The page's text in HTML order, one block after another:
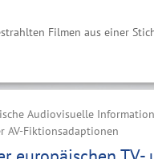
Filmen aus einer
Audiovisuelle
AV-Fiktionsadaptionen